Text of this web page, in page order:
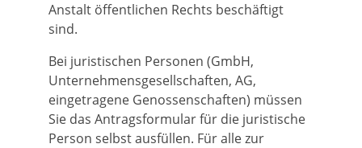
Anstalt öffentlichen Rechts beschäftigt
sind.
Bei juristischen Personen (GmbH,
Unternehmensgesellschaften, AG,
eingetragene Genossenschaften) müssen
Sie das Antragsformular für die juristische
Person selbst ausfüllen. Für alle zur